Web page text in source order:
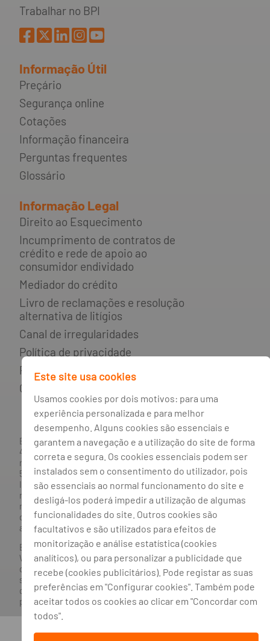
Trabalhar no BPI
Informação Útil
Preçário
Segurança online
Cotações
Informação financeira
Perguntas frequentes
Glossário
Informação Legal
Direito ao Esquecimento
Incumprimento de contratos de
crédito e rede de apoio ao
consumidor endividado
Mediador do crédito
Livro de reclamações e resolução
alternativa de litígios
Canal de irregularidades
Política de privacidade
Política de cookies
Gestão de cookies
BANCO BPI, S.A., com sede na Avenida da Boavista, 1117,
4100-129 Porto; Capital Social: € 1 293 063 324,98; matriculada
na CRC Porto sob o número de matrícula PTIRNMJ 501 214
534, como o número de identificação fiscal 501 214 534.
Intermediário financeiro registado na CMVM com o n° 300 e
no Banco de Portugal sob o código n° 10. Agente de Seguros
n.º 419527591, registado junto da Autoridade de Supervisão
de Seguros e Fundos de Pensões em 21/01/2019, e autorizado
a exercer atividade nos Ramos de Seguro Vida e Não Vida.
Banco BPI ©. Todos os direitos reservados.
WebsiteAcessível.O Banco BPI não se responsabiliza por
quaisquer traduções do site efetuadas através do browser,
sendo a versão em língua portuguesa a única versão oficial,
que prevalecerá em qualquer caso. Este site encontra-se em
processo de adoção do novo acordo ortográfico.
Este site usa cookies
Usamos cookies por dois motivos: para uma
experiência personalizada e para melhor
desempenho. Alguns cookies são essenciais e
garantem a navegação e a utilização do site de forma
correta e segura. Os cookies essenciais podem ser
instalados sem o consentimento do utilizador, pois
são essenciais ao normal funcionamento do site e
desligá-los poderá impedir a utilização de algumas
funcionalidades do site. Outros cookies são
facultativos e são utilizados para efeitos de
monitorização e análise estatística (cookies
analíticos), ou para personalizar a publicidade que
recebe (cookies publicitários). Pode registar as suas
preferências em "Configurar cookies". Também pode
aceitar todos os cookies ao clicar em "Concordar com
todos".